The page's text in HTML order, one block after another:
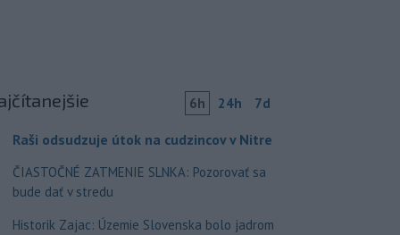
6h 24h 7d
Raši odsudzuje útok na cudzincov v Nitre
ČIASTOČNÉ ZATMENIE SLNKA: Pozorovať sa
bude dať v stredu
Historik Zajac: Územie Slovenska bolo jadrom